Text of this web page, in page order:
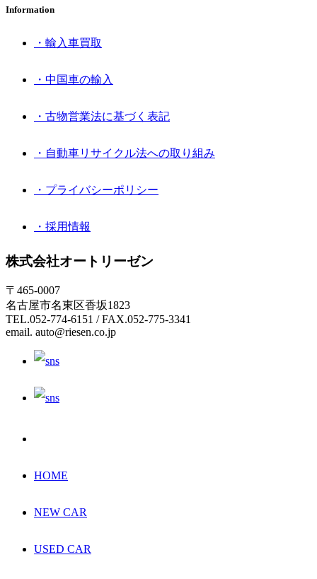
Information
・輸入車買取
・中国車の輸入
・古物営業法に基づく表記
・自動車リサイクル法への取り組み
・プライバシーポリシー
・採用情報
株式会社オートリーゼン
〒465-0007
名古屋市名東区香坂1823
TEL.052-774-6151 / FAX.052-775-3341
email. auto@riesen.co.jp
HOME
NEW CAR
USED CAR